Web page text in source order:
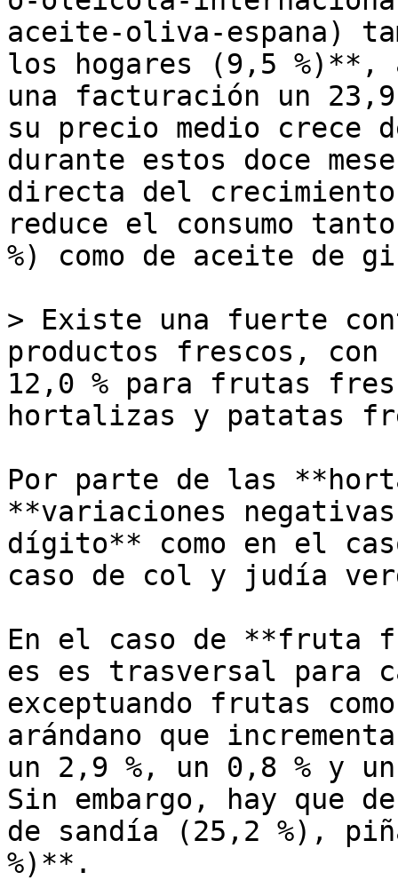
aceite-oliva-espana)
los hogares (9,5 %)**,
una facturación un
su precio medio crece
durante estos doce
directa del
reduce el consumo
%) como de aceite de
> Existe una fuerte
productos frescos, con
12,0 % para frutas
hortalizas y patatas
Por parte de las
**variaciones
dígito** como en el
caso de col y judía
En el caso de **fruta
es es trasversal para
exceptuando frutas
arándano que
un 2,9 %, un 0,8 % y
Sin embargo, hay que
de sandía (25,2 %),
%)**.